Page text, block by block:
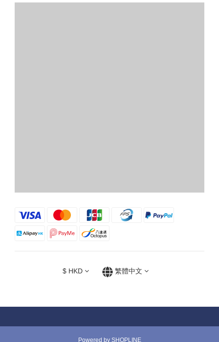
$ HKD 繁體中文
Powered by SHOPLINE